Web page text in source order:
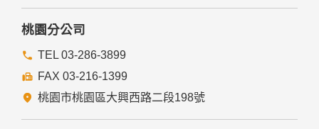
桃園分公司
TEL 03-286-3899
FAX 03-216-1399
桃園市桃園區大興西路二段198號